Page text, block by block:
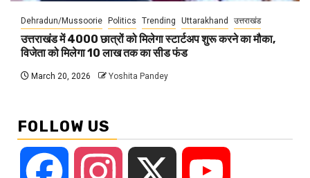
Dehradun/Mussoorie Politics Trending Uttarakhand उत्तराखंड
उत्तराखंड में 4000 छात्रों को मिलेगा स्टार्टअप शुरू करने का मौका,
विजेता को मिलेगा 10 लाख तक का सीड फंड
March 20, 2026 Yoshita Pandey
FOLLOW US
Facebook Instagram